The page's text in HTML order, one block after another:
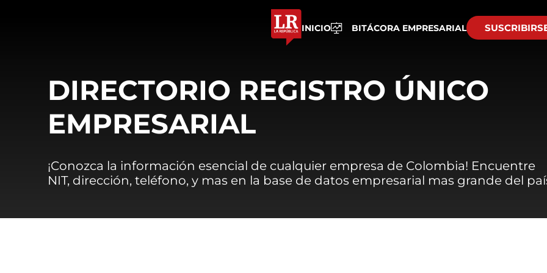
INICIO BITÁCORA EMPRESARIAL
DIRECTORIO REGISTRO ÚNICO
EMPRESARIAL
¡Conozca la información esencial de cualquier empresa de Colombia! Encuentre
NIT, dirección, teléfono, y mas en la base de datos empresarial mas grande del